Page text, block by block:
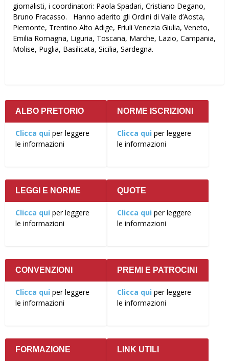
giornalisti, i coordinatori: Paola Spadari, Cristiano Degano,
Bruno Fracasso. Hanno aderito gli Ordini di Valle d’Aosta,
Piemonte, Trentino Alto Adige, Friuli Venezia Giulia, Veneto,
Emilia Romagna, Liguria, Toscana, Marche, Lazio, Campania,
Molise, Puglia, Basilicata, Sicilia, Sardegna.
ALBO PRETORIO
Clicca qui per leggere
le informazioni
NORME ISCRIZIONI
Clicca qui per leggere
le informazioni
LEGGI E NORME
Clicca qui per leggere
le informazioni
QUOTE
Clicca qui per leggere
le informazioni
CONVENZIONI
Clicca qui per leggere
le informazioni
PREMI E PATROCINI
Clicca qui per leggere
le informazioni
FORMAZIONE LINK UTILI